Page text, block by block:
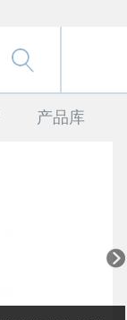
产品库
